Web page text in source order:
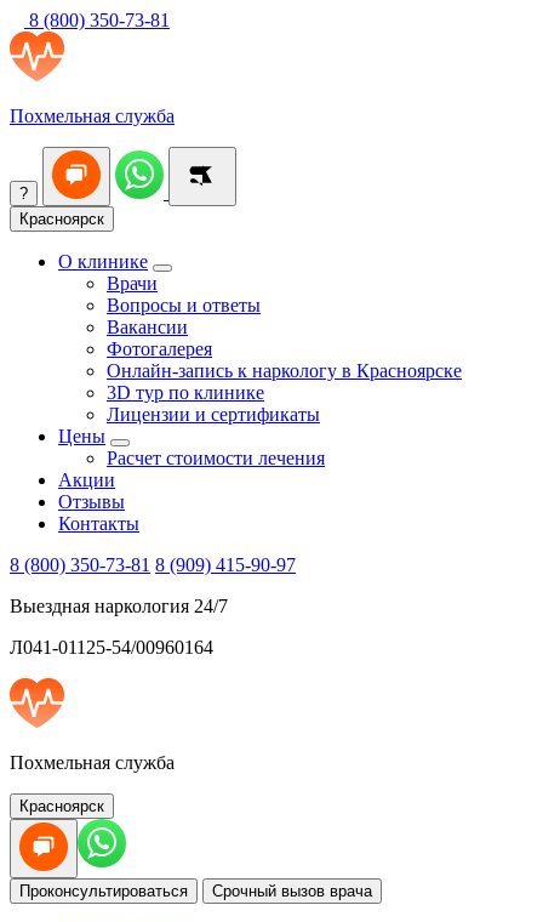
8 (800) 350-73-81
Похмельная служба
?
Красноярск
О клинике
Врачи
Вопросы и ответы
Вакансии
Фотогалерея
Онлайн-запись к наркологу в Красноярске
3D тур по клинике
Лицензии и сертификаты
Цены
Расчет стоимости лечения
Акции
Отзывы
Контакты
8 (800) 350-73-81 8 (909) 415-90-97
Выездная наркология 24/7
Л041-01125-54/00960164
Похмельная служба
Красноярск
Проконсультироваться Срочный вызов врача